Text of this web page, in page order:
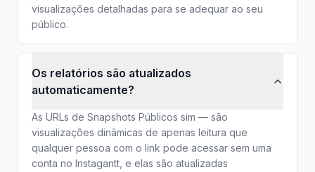
visualizações detalhadas para se adequar ao seu
público.
Os relatórios são atualizados
automaticamente?
As URLs de Snapshots Públicos sim — são
visualizações dinâmicas de apenas leitura que
qualquer pessoa com o link pode acessar sem uma
conta no Instagantt, e elas são atualizadas